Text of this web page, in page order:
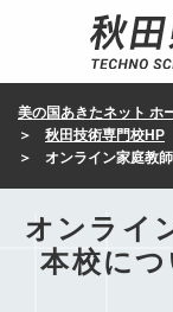
美の国あきたネット ホ
秋田技術専門校HP
オンライン家庭教
オンライ
本校に